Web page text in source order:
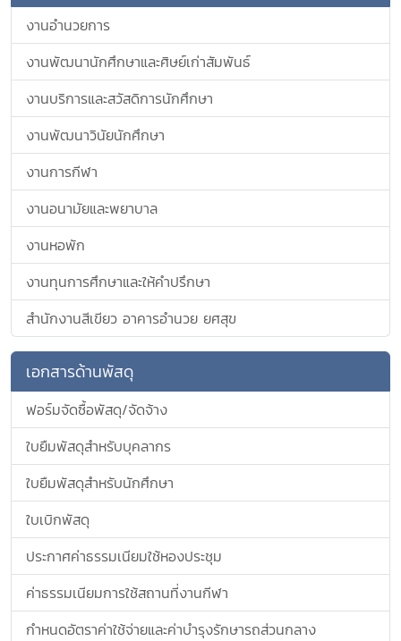
งานอำนวยการ
งานพัฒนานักศึกษาและศิษย์เก่าสัมพันธ์
งานบริการและสวัสดิการนักศึกษา
งานพัฒนาวินัยนักศึกษา
งานการกีฬา
งานอนามัยและพยาบาล
งานหอพัก
งานทุนการศึกษาและให้คำปรึกษา
สำนักงานสีเขียว อาคารอำนวย ยศสุข
เอกสารด้านพัสดุ
ฟอร์มจัดซื้อพัสดุ/จัดจ้าง
ใบยืมพัสดุสำหรับบุคลากร
ใบยืมพัสดุสำหรับนักศึกษา
ใบเบิกพัสดุ
ประกาศค่าธรรมเนียมใช้หองประชุม
ค่าธรรมเนียมการใช้สถานที่งานกีฬา
กำหนดอัตราค่าใช้จ่ายและค่าบำรุงรักษารถส่วนกลาง